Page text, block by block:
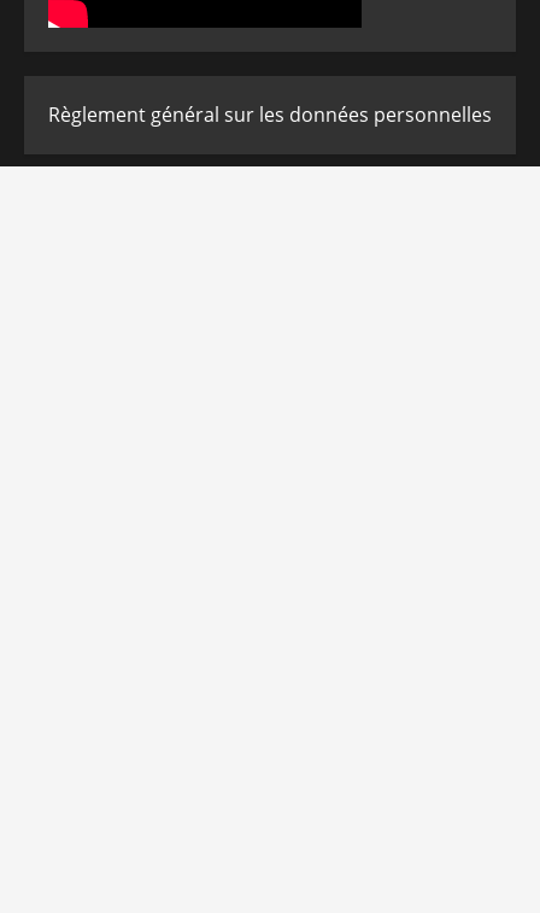
Règlement général sur les données personnelles